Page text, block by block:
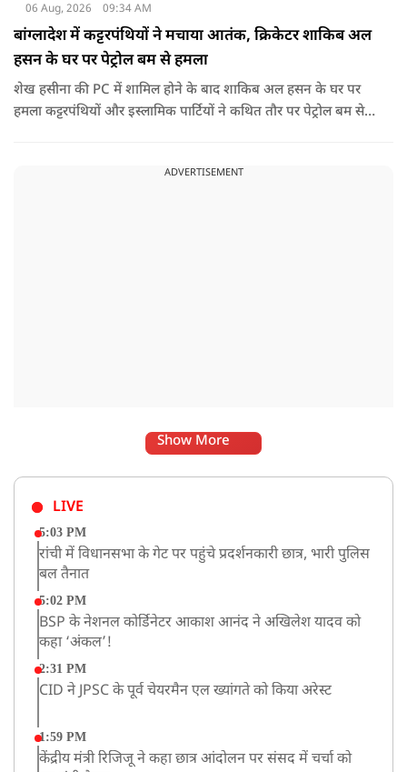
06 Aug, 2026 09:34 AM
बांग्लादेश में कट्टरपंथियों ने मचाया आतंक, क्रिकेटर शाकिब अल
हसन के घर पर पेट्रोल बम से हमला
शेख हसीना की PC में शामिल होने के बाद शाकिब अल हसन के घर पर
हमला कट्टरपंथियों और इस्लामिक पार्टियों ने कथित तौर पर पेट्रोल बम से
ADVERTISEMENT
Show More
LIVE
5:03 PM
रांची में विधानसभा के गेट पर पहुंचे प्रदर्शनकारी छात्र, भारी पुलिस
बल तैनात
5:02 PM
BSP के नेशनल कोर्डिनेटर आकाश आनंद ने अखिलेश यादव को
कहा ‘अंकल’!
2:31 PM
CID ने JPSC के पूर्व चेयरमैन एल ख्यांगते को किया अरेस्ट
1:59 PM
केंद्रीय मंत्री रिजिजू ने कहा छात्र आंदोलन पर संसद में चर्चा को